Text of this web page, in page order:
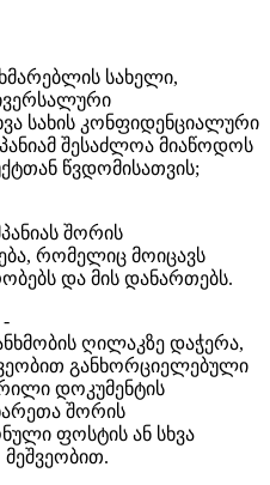
სახელი,
სახის კონფიდენციალური
შესაძლოა მიაწოდოს
წვდომისათვის;
შორის
რომელიც მოიცავს
და მის დანართებს.
ღილაკზე დაჭერა,
განხორციელებული
დოკუმენტის
შორის
ფოსტის ან სხვა